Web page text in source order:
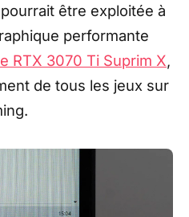
être exploitée à
performante
RTX 3070 Ti Suprim X,
de tous les jeux sur